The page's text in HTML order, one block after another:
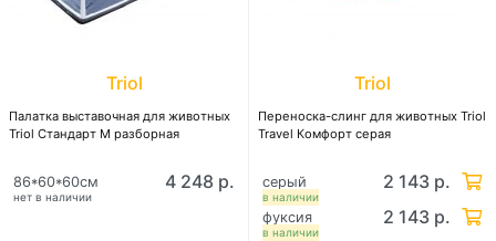
Triol
Палатка выставочная для животных
Triol Стандарт M разборная
нет в наличии
86*60*60см 4 248 р.
Triol
Переноска-слинг для животных Triol
Travel Комфорт серая
в наличии
серый 2 143 р.
в наличии
фуксия 2 143 р.